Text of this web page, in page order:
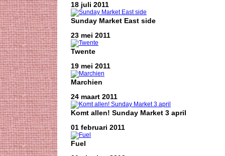
18 juli 2011
Sunday Market East side
23 mei 2011
Twente
19 mei 2011
Marchien
24 maart 2011
Komt allen! Sunday Market 3 april
01 februari 2011
Fuel